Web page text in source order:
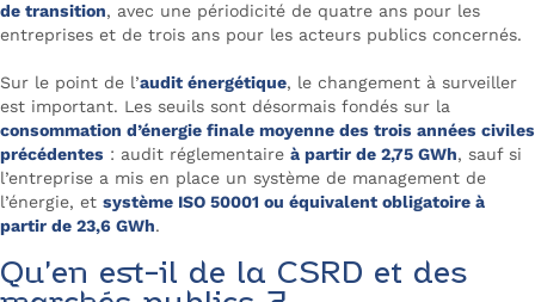
de transition, avec une périodicité de quatre ans pour les
entreprises et de trois ans pour les acteurs publics concernés.
Sur le point de l’audit énergétique, le changement à surveiller
est important. Les seuils sont désormais fondés sur la
consommation d’énergie finale moyenne des trois années civiles
précédentes : audit réglementaire à partir de 2,75 GWh, sauf si
l’entreprise a mis en place un système de management de
l’énergie, et système ISO 50001 ou équivalent obligatoire à
partir de 23,6 GWh.
Qu’en est-il de la CSRD et des